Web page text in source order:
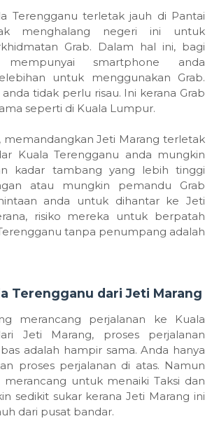
Terengganu terletak jauh di Pantai
menghalang negeri ini untuk
Grab. Dalam hal ini, bagi
smartphone anda
untuk menggunakan Grab.
anda tidak perlu risau. Ini kerana Grab
seperti di Kuala Lumpur.
memandangkan Jeti Marang terletak
Kuala Terengganu anda mungkin
kadar tambang yang lebih tinggi
atau mungkin pemandu Grab
anda untuk dihantar ke Jeti
risiko mereka untuk berpatah
tanpa penumpang adalah
Terengganu dari Jeti Marang
merancang perjalanan ke Kuala
Jeti Marang, proses perjalanan
adalah hampir sama. Anda hanya
proses perjalanan di atas. Namun
merancang untuk menaiki Taksi dan
sedikit sukar kerana Jeti Marang ini
dari pusat bandar.